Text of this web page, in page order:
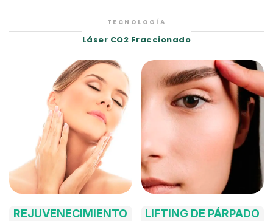
TECNOLOGÍA
Láser CO2 Fraccionado
REJUVENECIMIENTO
LIFTING DE PÁRPADO